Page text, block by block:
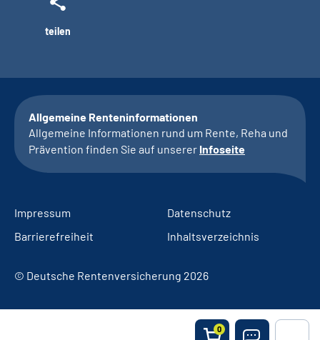
0
teilen
Allgemeine Renteninformationen
Allgemeine Informationen rund um Rente, Reha und
Prävention finden Sie auf unserer Infoseite
Impressum
Datenschutz
Barrierefreiheit
Inhaltsverzeichnis
© Deutsche Rentenversicherung 2026